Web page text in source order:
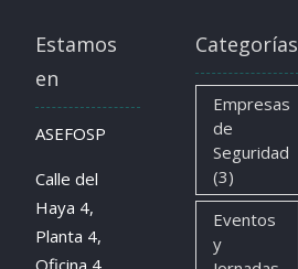
Estamos
en
ASEFOSP
Calle del
Haya 4,
Planta 4,
Oficina 4
Categorías
Empresas
de
Seguridad
(3)
Eventos
y